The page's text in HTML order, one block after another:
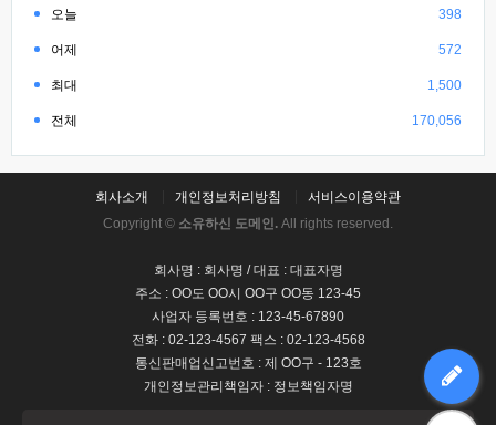
오늘 398
어제 572
최대 1,500
전체 170,056
회사소개 개인정보처리방침
서비스이용약관
Copyright © 소유하신 도메인. All rights reserved.
회사명 : 회사명 / 대표 : 대표자명
주소 : OO도 OO시 OO구 OO동 123-45
사업자 등록번호 : 123-45-67890
전화 : 02-123-4567 팩스 : 02-123-4568
통신판매업신고번호 : 제 OO구 - 123호
개인정보관리책임자 : 정보책임자명